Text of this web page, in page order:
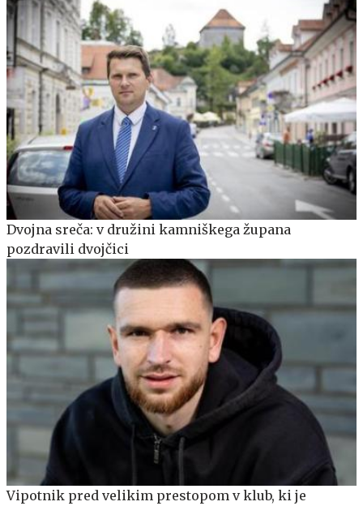
Dvojna sreča: v družini kamniškega župana
pozdravili dvojčici
Vipotnik pred velikim prestopom v klub, ki je